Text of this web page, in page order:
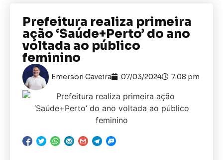
Prefeitura realiza primeira
ação ‘Saúde+Perto’ do ano
voltada ao público
feminino
Emerson Caveira 07/03/2024 7:08 pm